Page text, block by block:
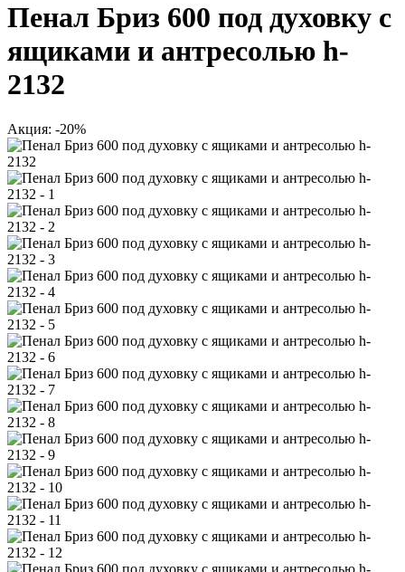
Пенал Бриз 600 под духовку c
ящиками и антресолью h-
2132
Акция: -20%